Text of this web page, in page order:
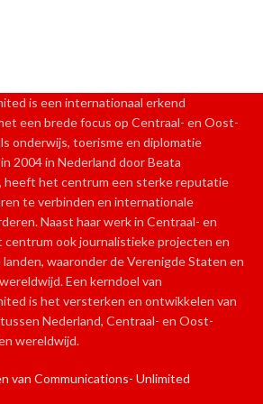
is een internationaal erkend
een brede focus op Centraal- en Oost-
onderwijs, toerisme en diplomatie
2004 in Nederland door Beata
heeft het centrum een sterke reputatie
te verbinden en internationale
Naast haar werk in Centraal- en
ook journalistieke projecten en
waaronder de Verenigde Staten en
Een kerndoel van
is het versterken en ontwikkelen van
Nederland, Centraal- en Oost-
wereldwijd.
van Communications- Unlimited